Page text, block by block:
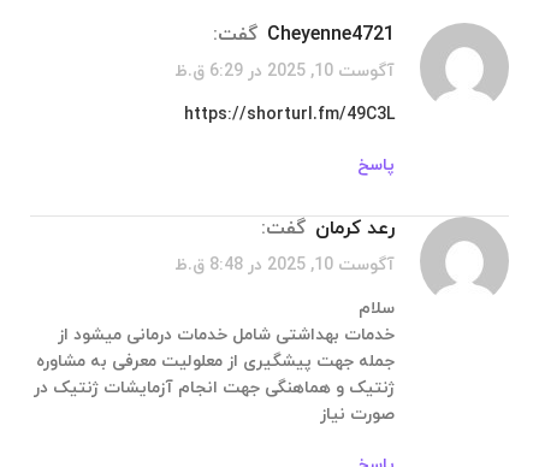
Cheyenne4721 گفت:
آگوست 10, 2025 در 6:29 ق.ظ
https://shorturl.fm/49C3L
پاسخ
رعد کرمان گفت:
آگوست 10, 2025 در 8:48 ق.ظ
سلام
خدمات بهداشتی شامل خدمات درمانی میشود از
جمله جهت پیشگیری از معلولیت معرفی به مشاوره
ژنتیک و هماهنگی جهت انجام آزمایشات ژنتیک در
صورت نیاز